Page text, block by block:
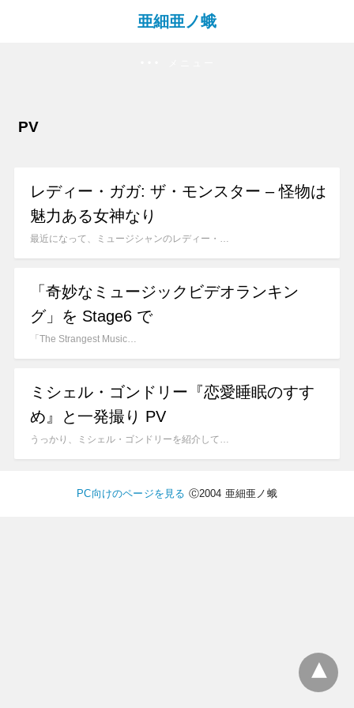
亜細亜ノ蛾
PV
レディー・ガガ: ザ・モンスター – 怪物は
魅力ある女神なり
最近になって、ミュージシャンのレディー・…
「奇妙なミュージックビデオランキン
グ」を Stage6 で
「The Strangest Music…
ミシェル・ゴンドリー『恋愛睡眠のすす
め』と一発撮り PV
うっかり、ミシェル・ゴンドリーを紹介して…
PC向けのページを見る Ⓒ2004 亜細亜ノ蛾